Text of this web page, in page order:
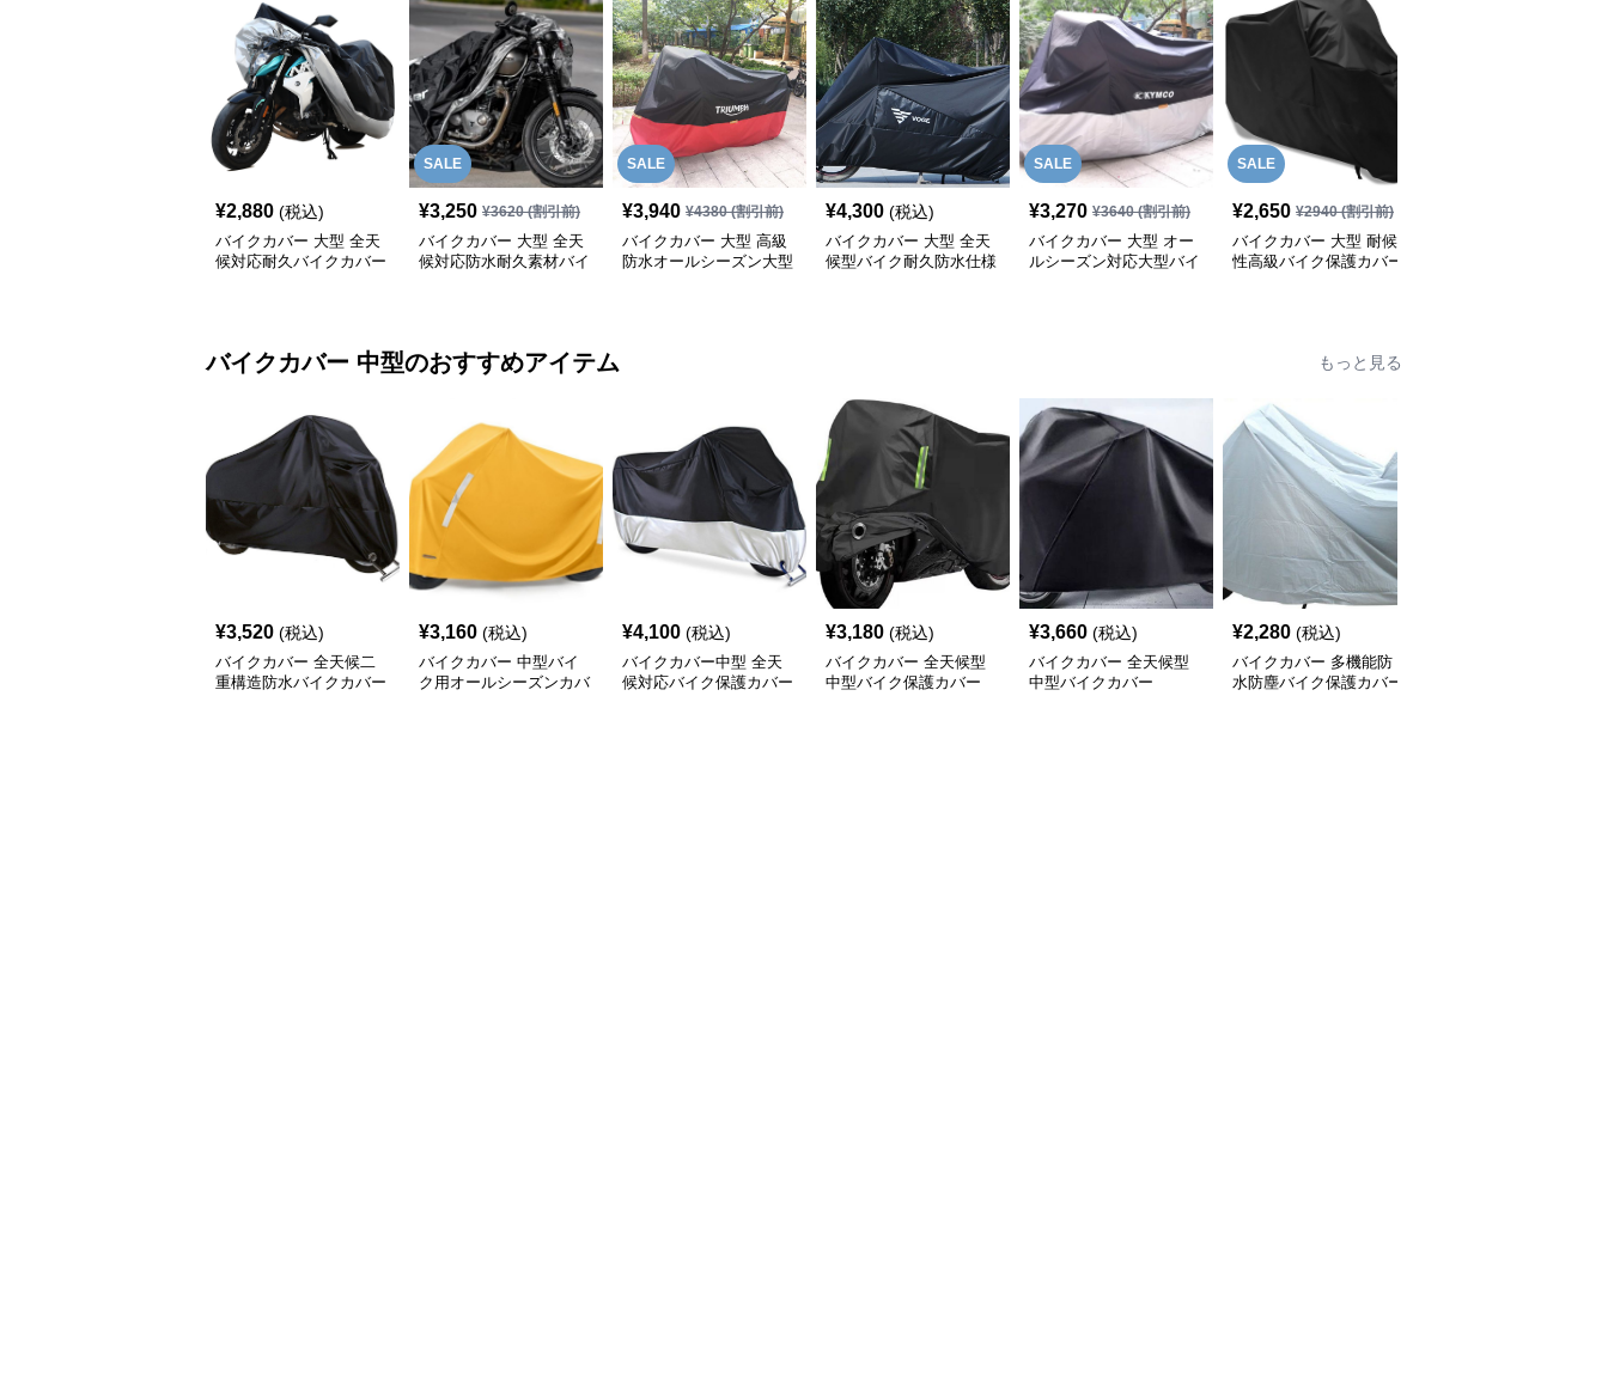
¥2,880 (税込)
バイクカバー 大型 全天
候対応耐久バイクカバー
SALE
¥3,250 ¥3620(割引前)
バイクカバー 大型 全天
候対応防水耐久素材バイ
SALE
¥3,940 ¥4380(割引前)
バイクカバー 大型 高級
防水オールシーズン大型
¥4,300 (税込)
バイクカバー 大型 全天
候型バイク耐久防水仕様
SALE
¥3,270 ¥3640(割引前)
バイクカバー 大型 オー
ルシーズン対応大型バイ
SALE
¥2,650 ¥2940(割引前)
バイクカバー 大型 耐候
性高級バイク保護カバー
バイクカバー 中型のおすすめアイテム もっと見る
¥3,520 (税込)
バイクカバー 全天候二
重構造防水バイクカバー
¥3,160 (税込)
バイクカバー 中型バイ
ク用オールシーズンカバ
¥4,100 (税込)
バイクカバー中型 全天
候対応バイク保護カバー
¥3,180 (税込)
バイクカバー 全天候型
中型バイク保護カバー
¥3,660 (税込)
バイクカバー 全天候型
中型バイクカバー
¥2,280 (税込)
バイクカバー 多機能防
水防塵バイク保護カバー